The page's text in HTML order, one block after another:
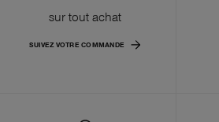
sur tout achat
SUIVEZ VOTRE COMMANDE